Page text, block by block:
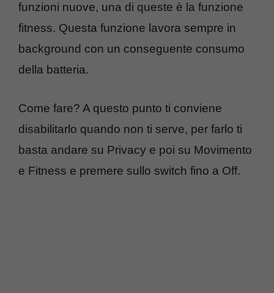
funzioni nuove, una di queste è la funzione
fitness. Questa funzione lavora sempre in
background con un conseguente consumo
della batteria.
Come fare? A questo punto ti conviene
disabilitarlo quando non ti serve, per farlo ti
basta andare su Privacy e poi su Movimento
e Fitness e premere sullo switch fino a Off.